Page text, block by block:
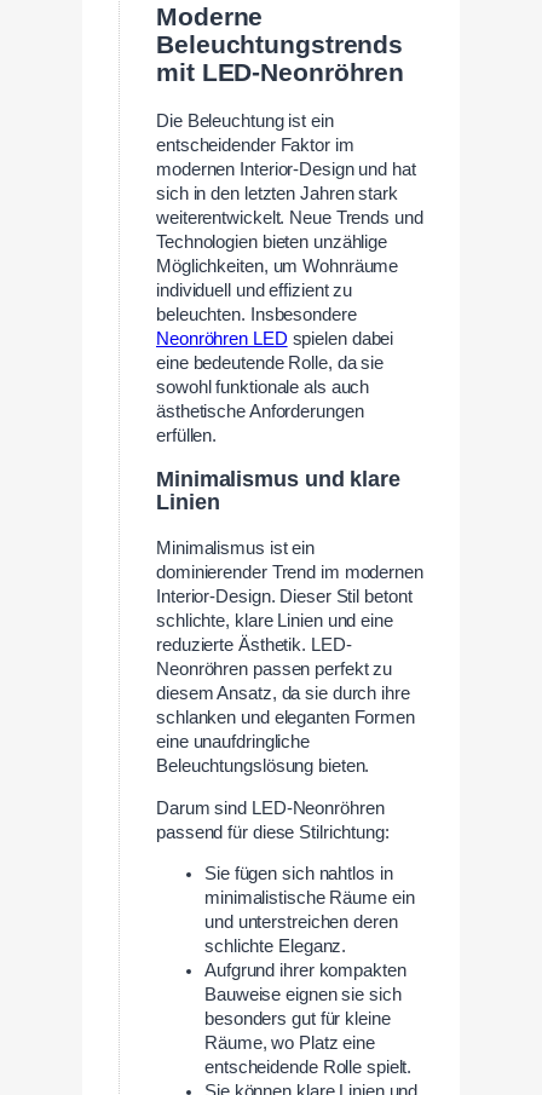
Moderne
Beleuchtungstrends
mit LED-Neonröhren
Die Beleuchtung ist ein
entscheidender Faktor im
modernen Interior-Design und hat
sich in den letzten Jahren stark
weiterentwickelt. Neue Trends und
Technologien bieten unzählige
Möglichkeiten, um Wohnräume
individuell und effizient zu
beleuchten. Insbesondere
Neonröhren LED spielen dabei
eine bedeutende Rolle, da sie
sowohl funktionale als auch
ästhetische Anforderungen
erfüllen.
Minimalismus und klare
Linien
Minimalismus ist ein
dominierender Trend im modernen
Interior-Design. Dieser Stil betont
schlichte, klare Linien und eine
reduzierte Ästhetik. LED-
Neonröhren passen perfekt zu
diesem Ansatz, da sie durch ihre
schlanken und eleganten Formen
eine unaufdringliche
Beleuchtungslösung bieten.
Darum sind LED-Neonröhren
passend für diese Stilrichtung:
Sie fügen sich nahtlos in
minimalistische Räume ein
und unterstreichen deren
schlichte Eleganz.
Aufgrund ihrer kompakten
Bauweise eignen sie sich
besonders gut für kleine
Räume, wo Platz eine
entscheidende Rolle spielt.